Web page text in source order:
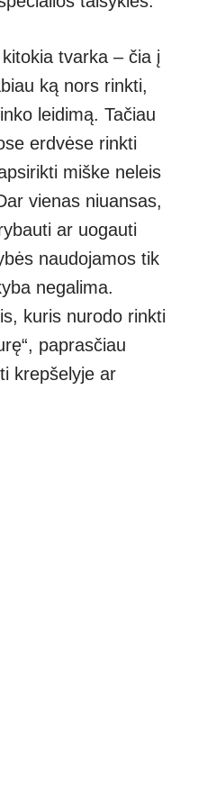
tvarka – čia į
ką nors rinkti,
leidimą. Tačiau
erdvėse rinkti
miške neleis
vienas niuansas,
ar uogauti
naudojamos tik
negalima.
kuris nurodo rinkti
paprasčiau
krepšelyje ar